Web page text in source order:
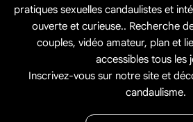
pratiques sexuelles candaulistes et
ouverte et curieuse.. Recherche
couples, vidéo amateur, plan et
accessibles tous les
Inscrivez-vous sur notre site et
candaulisme.